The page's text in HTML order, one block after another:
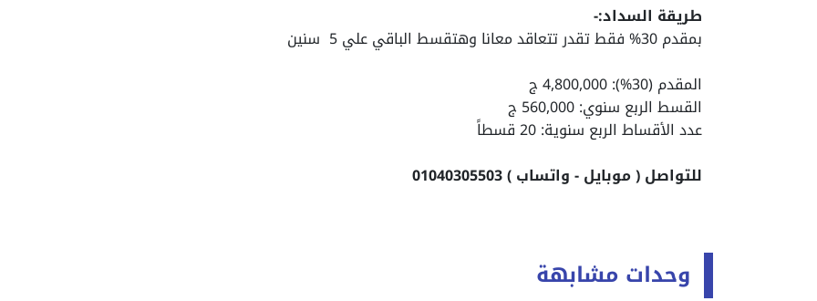
طريقة السداد:-
بمقدم 30% فقط تقدر تتعاقد معانا وهتقسط الباقي علي 5 سنين
المقدم (30%): 4,800,000 ج
القسط الربع سنوي: 560,000 ج
عدد الأقساط الربع سنوية: 20 قسطاً
للتواصل ( موبايل - واتساب ) 01040305503
وحدات مشابهة